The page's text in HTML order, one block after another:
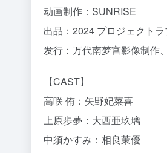
动画制作：SUNRISE
出品：2024 プロジェクト
发行：万代南梦宫影像制作
【CAST】
高咲 侑：矢野妃菜喜
上原歩夢：大西亜玖璃
中須かすみ：相良茉優